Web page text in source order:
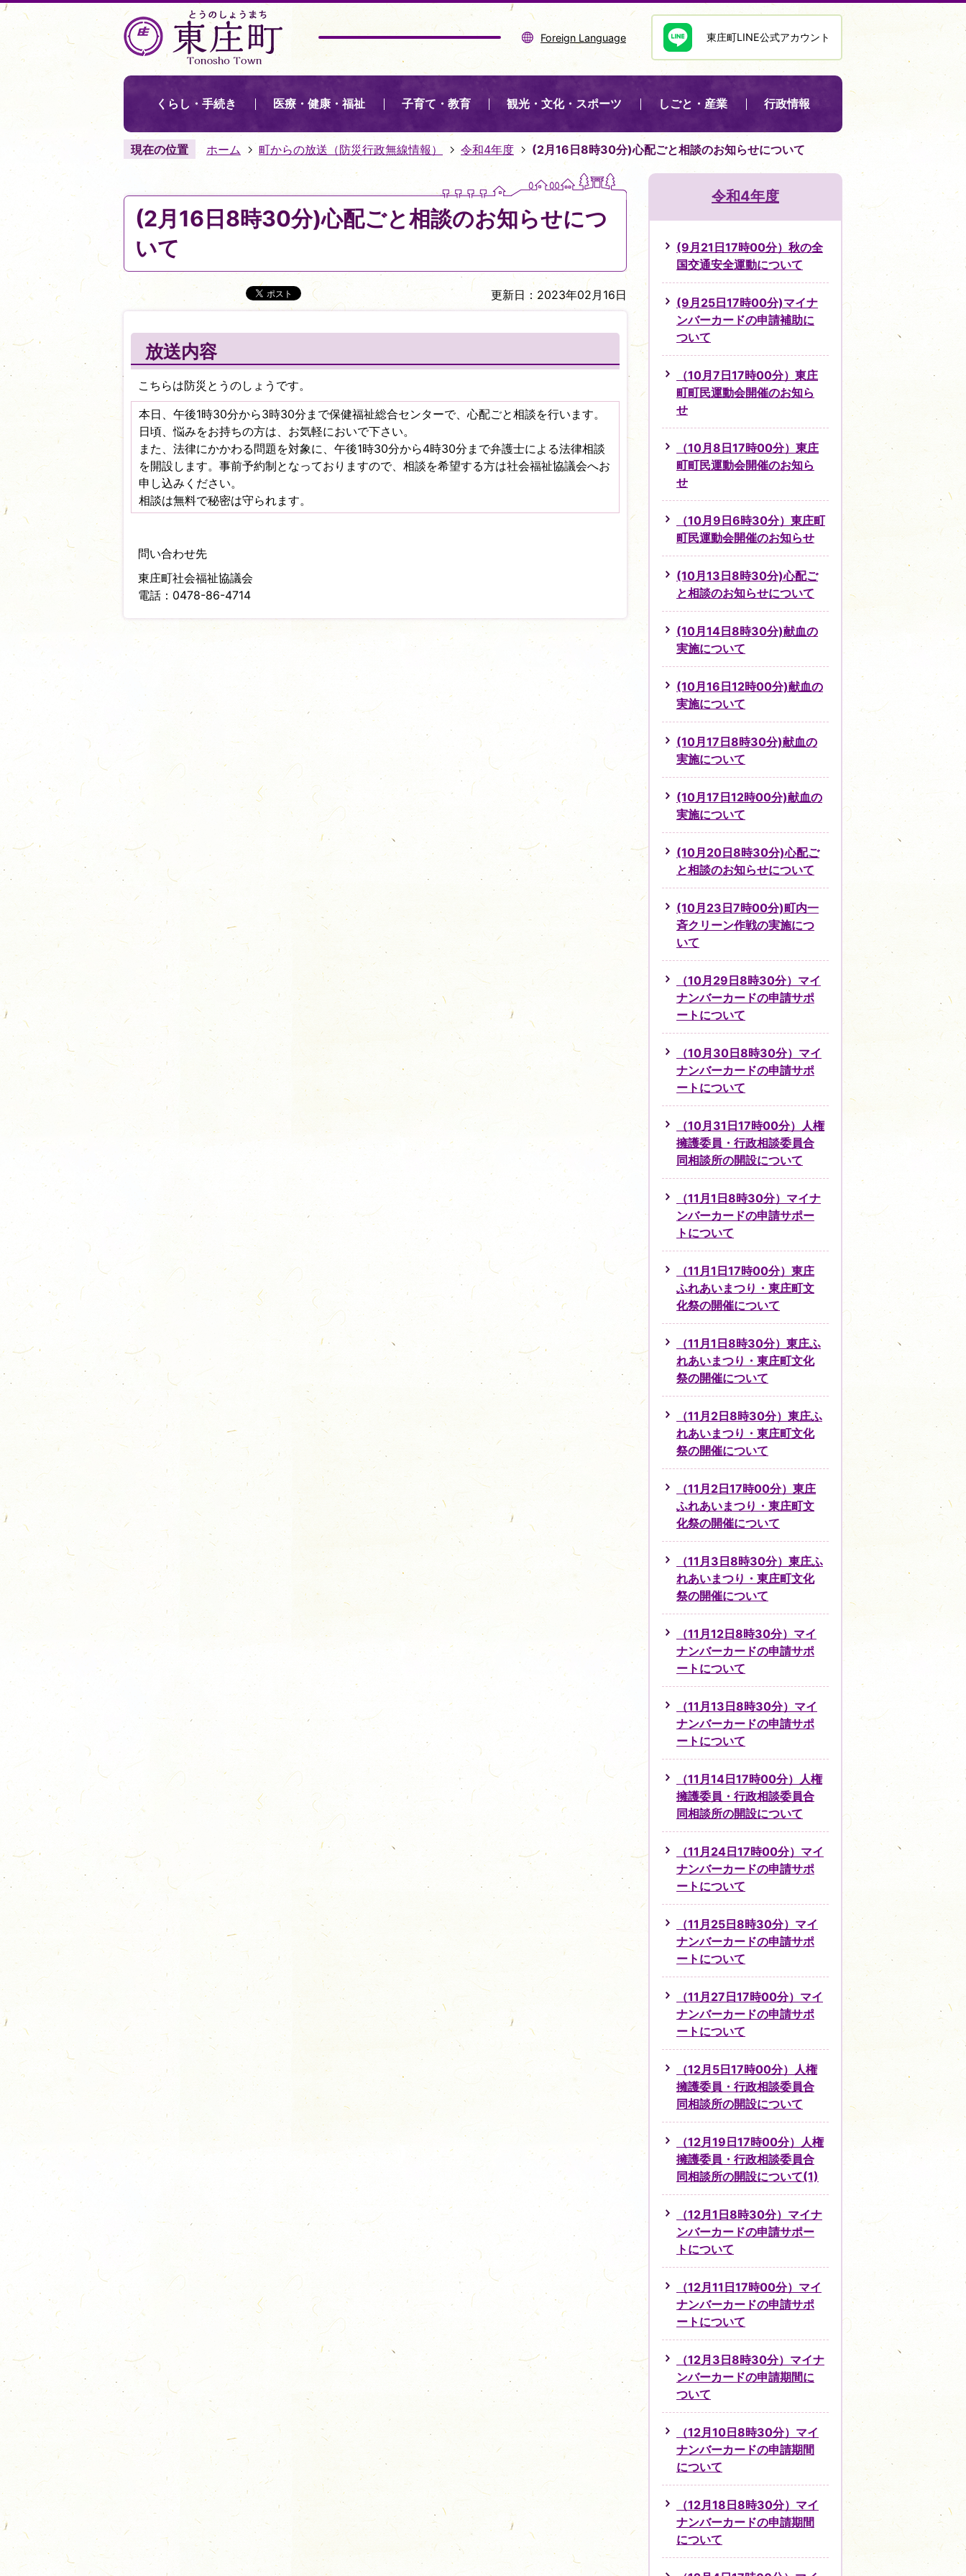
Foreign Language 東庄町LINE公式アカウント
くらし・手続き 医療・健康・福祉 子育て・教育 観光・文化・スポーツ しごと・産業 行政情報
現在の位置 ホーム 町からの放送（防災行政無線情報） 令和4年度 (2月16日8時30分)心配ごと相談のお知らせについて
(2月16日8時30分)心配ごと相談のお知らせにつ
いて
更新日：2023年02月16日
放送内容
こちらは防災とうのしょうです。
本日、午後1時30分から3時30分まで保健福祉総合センターで、心配ごと相談を行います。
日頃、悩みをお持ちの方は、お気軽においで下さい。
また、法律にかかわる問題を対象に、午後1時30分から4時30分まで弁護士による法律相談
を開設します。事前予約制となっておりますので、相談を希望する方は社会福祉協議会へお
申し込みください。
相談は無料で秘密は守られます。
問い合わせ先
東庄町社会福祉協議会
電話：0478-86-4714
令和4年度
(9月21日17時00分）秋の全
国交通安全運動について
(9月25日17時00分)マイナ
ンバーカードの申請補助に
ついて
（10月7日17時00分）東庄
町町民運動会開催のお知ら
せ
（10月8日17時00分）東庄
町町民運動会開催のお知ら
せ
（10月9日6時30分）東庄町
町民運動会開催のお知らせ
(10月13日8時30分)心配ご
と相談のお知らせについて
(10月14日8時30分)献血の
実施について
(10月16日12時00分)献血の
実施について
(10月17日8時30分)献血の
実施について
(10月17日12時00分)献血の
実施について
(10月20日8時30分)心配ご
と相談のお知らせについて
(10月23日7時00分)町内一
斉クリーン作戦の実施につ
いて
（10月29日8時30分）マイ
ナンバーカードの申請サポ
ートについて
（10月30日8時30分）マイ
ナンバーカードの申請サポ
ートについて
（10月31日17時00分）人権
擁護委員・行政相談委員合
同相談所の開設について
（11月1日8時30分）マイナ
ンバーカードの申請サポー
トについて
（11月1日17時00分）東庄
ふれあいまつり・東庄町文
化祭の開催について
（11月1日8時30分）東庄ふ
れあいまつり・東庄町文化
祭の開催について
（11月2日8時30分）東庄ふ
れあいまつり・東庄町文化
祭の開催について
（11月2日17時00分）東庄
ふれあいまつり・東庄町文
化祭の開催について
（11月3日8時30分）東庄ふ
れあいまつり・東庄町文化
祭の開催について
（11月12日8時30分）マイ
ナンバーカードの申請サポ
ートについて
（11月13日8時30分）マイ
ナンバーカードの申請サポ
ートについて
（11月14日17時00分）人権
擁護委員・行政相談委員合
同相談所の開設について
（11月24日17時00分）マイ
ナンバーカードの申請サポ
ートについて
（11月25日8時30分）マイ
ナンバーカードの申請サポ
ートについて
（11月27日17時00分）マイ
ナンバーカードの申請サポ
ートについて
（12月5日17時00分）人権
擁護委員・行政相談委員合
同相談所の開設について
（12月19日17時00分）人権
擁護委員・行政相談委員合
同相談所の開設について(1)
（12月1日8時30分）マイナ
ンバーカードの申請サポー
トについて
（12月11日17時00分）マイ
ナンバーカードの申請サポ
ートについて
（12月3日8時30分）マイナ
ンバーカードの申請期間に
ついて
（12月10日8時30分）マイ
ナンバーカードの申請期間
について
（12月18日8時30分）マイ
ナンバーカードの申請期間
について